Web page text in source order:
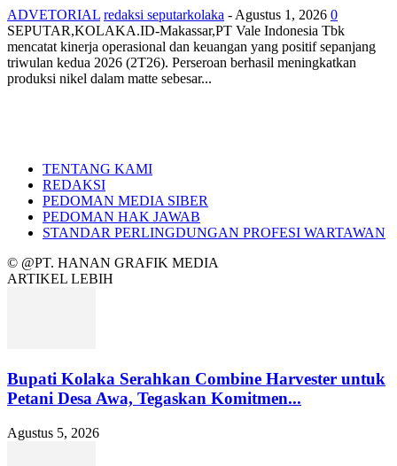
ADVETORIAL redaksi seputarkolaka - Agustus 1, 2026 0
SEPUTAR,KOLAKA.ID-Makassar,PT Vale Indonesia Tbk
mencatat kinerja operasional dan keuangan yang positif sepanjang
triwulan kedua 2026 (2T26). Perseroan berhasil meningkatkan
produksi nikel dalam matte sebesar...
TENTANG KAMI
REDAKSI
PEDOMAN MEDIA SIBER
PEDOMAN HAK JAWAB
STANDAR PERLINGDUNGAN PROFESI WARTAWAN
© @PT. HANAN GRAFIK MEDIA
ARTIKEL LEBIH
Bupati Kolaka Serahkan Combine Harvester untuk
Petani Desa Awa, Tegaskan Komitmen...
Agustus 5, 2026